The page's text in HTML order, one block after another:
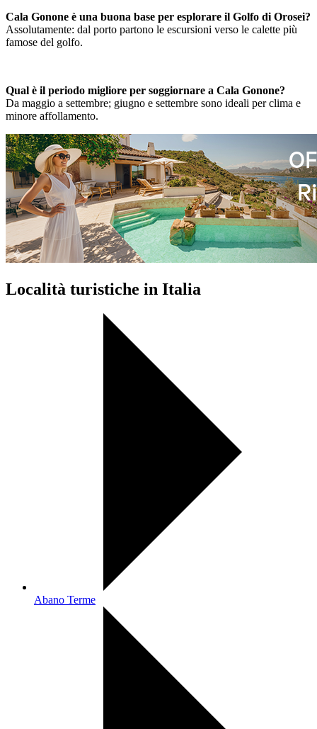
Cala Gonone è una buona base per esplorare il Golfo di Orosei?
Assolutamente: dal porto partono le escursioni verso le calette più
famose del golfo.
Qual è il periodo migliore per soggiornare a Cala Gonone?
Da maggio a settembre; giugno e settembre sono ideali per clima e
minore affollamento.
Località turistiche in Italia
Abano Terme